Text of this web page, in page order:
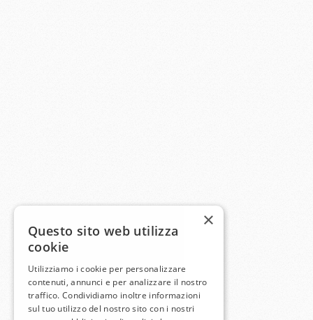
×
Questo sito web utilizza
cookie
Utilizziamo i cookie per personalizzare
contenuti, annunci e per analizzare il nostro
traffico. Condividiamo inoltre informazioni
sul tuo utilizzo del nostro sito con i nostri